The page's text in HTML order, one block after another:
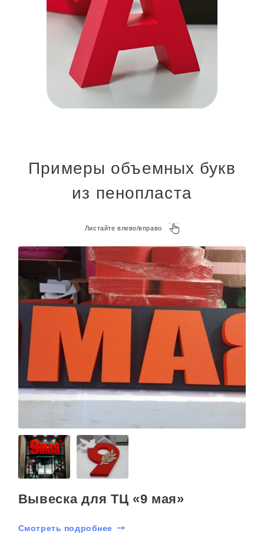
Примеры объемных букв
из пенопласта
Листайте влево/вправо
Вывеска для ТЦ «9 мая»
Смотреть подробнее